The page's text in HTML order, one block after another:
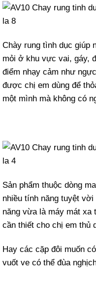
Chày rung tình dục giúp
mỏi ở khu vực vai, gáy,
điểm nhạy cảm như
được chị em dùng để
một mình mà không có
Sản phẩm thuộc dòng
nhiều tính năng tuyệt
năng vừa là máy mát xa
cần thiết cho chị em thủ
Hay các cặp đôi muốn
vuốt ve có thể đùa